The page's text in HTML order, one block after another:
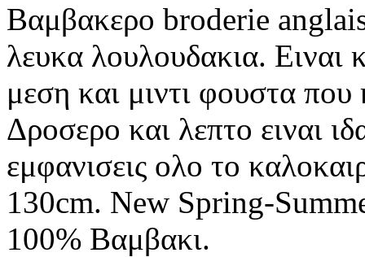
Βαμβακερο broderie
λευκα λουλουδακια. Ειναι
μεση και μιντι φουστα
Δροσερο και λεπτο ειναι
εμφανισεις ολο το
130cm. New Spring-
100% Βαμβακι.